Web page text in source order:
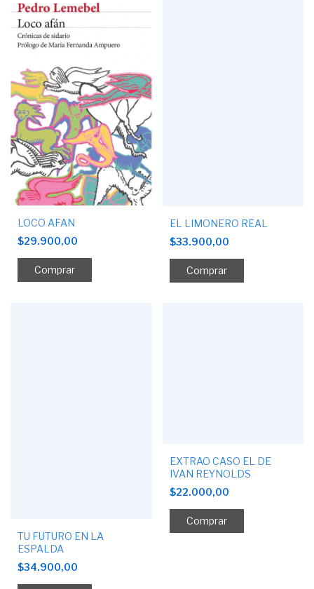
LOCO AFAN
$29.900,00
EL LIMONERO REAL
$33.900,00
TU FUTURO EN LA
ESPALDA
$34.900,00
EXTRAO CASO EL DE
IVAN REYNOLDS
$22.000,00